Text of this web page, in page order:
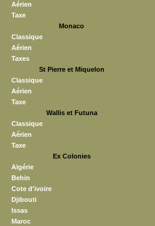
Aérien
Taxe
Monaco
Classique
Aérien
Taxes
St Pierre et Miquelon
Classique
Aérien
Taxe
Wallis et Futuna
Classique
Aérien
Taxe
Ex Colonies
Algérie
Behin
Cote d'ivoire
Djibouti
Issas
Maroc